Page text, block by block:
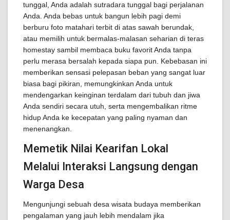
tunggal, Anda adalah sutradara tunggal bagi perjalanan
Anda. Anda bebas untuk bangun lebih pagi demi
berburu foto matahari terbit di atas sawah berundak,
atau memilih untuk bermalas-malasan seharian di teras
homestay sambil membaca buku favorit Anda tanpa
perlu merasa bersalah kepada siapa pun. Kebebasan ini
memberikan sensasi pelepasan beban yang sangat luar
biasa bagi pikiran, memungkinkan Anda untuk
mendengarkan keinginan terdalam dari tubuh dan jiwa
Anda sendiri secara utuh, serta mengembalikan ritme
hidup Anda ke kecepatan yang paling nyaman dan
menenangkan.
Memetik Nilai Kearifan Lokal
Melalui Interaksi Langsung dengan
Warga Desa
Mengunjungi sebuah desa wisata budaya memberikan
pengalaman yang jauh lebih mendalam jika